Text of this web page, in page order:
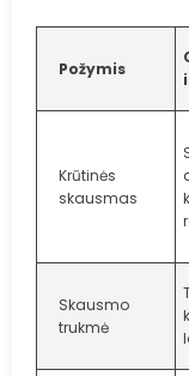
Požymis
Krūtinės
skausmas
Skausmo
trukmė